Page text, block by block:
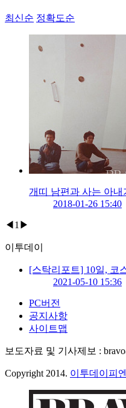
최신순 정확도순
개띠 남편과 사는 아내
2018-01-26 15:40
◀ 1 ▶
이투데이
[스탁리포트] 10일, 코
2021-05-10 15:36
PC버전
공지사항
사이트맵
보도자료 및 기사제보 :
Copyright 2014. 이투데이피